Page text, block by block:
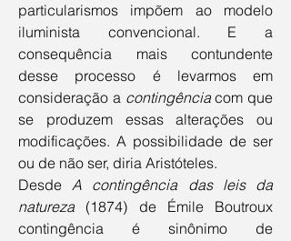
particularismos impõem ao modelo
iluminista convencional. E a
consequência mais contundente
desse processo é levarmos em
consideração a contingência com que
se produzem essas alterações ou
modificações. A possibilidade de ser
ou de não ser, diria Aristóteles.
Desde A contingência das leis da
natureza (1874) de Émile Boutroux
contingência é sinônimo de